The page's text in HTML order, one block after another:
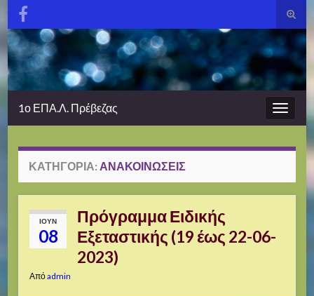
Search for:
1ο ΕΠΑ.Λ. Πρέβεζας
ΚΑΤΗΓΟΡΊΑ: ΑΝΑΚΟΙΝΏΣΕΙΣ
ΙΟΎΝ
08
Πρόγραμμα Ειδικής
Εξεταστικής (19 έως 22-06-
2023)
Απόadmin